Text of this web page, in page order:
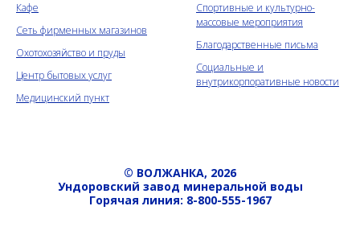
Кафе
Сеть фирменных магазинов
Охотохозяйство и пруды
Центр бытовых услуг
Медицинский пункт
Спортивные и культурно-
массовые мероприятия
Благодарственные письма
Социальные и
внутрикорпоративные новости
© ВОЛЖАНКА, 2026
Ундоровский завод минеральной воды
Горячая линия: 8-800-555-1967